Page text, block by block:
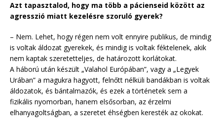
Azt tapasztalod, hogy ma több a pácienseid között az
agresszió miatt kezelésre szoruló gyerek?
– Nem. Lehet, hogy régen nem volt ennyire publikus, de mindig
is voltak áldozat gyerekek, és mindig is voltak féktelenek, akik
nem kaptak szeretetteljes, de határozott korlátokat.
A háború után készült „Valahol Európában”, vagy a „Legyek
Urában” a magukra hagyott, felnőtt nélküli bandákban is voltak
áldozatok, és bántalmazók, és ezek a történetek sem a
fizikális nyomorban, hanem elsősorban, az érzelmi
elhanyagoltságban, a szeretet éhségben keresték az okokat.